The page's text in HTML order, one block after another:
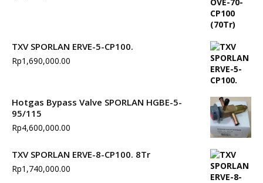
TXV SPORLAN ERVE-5-CP100.
Rp1,690,000.00
Hotgas Bypass Valve SPORLAN HGBE-5-
95/115
Rp4,600,000.00
TXV SPORLAN ERVE-8-CP100. 8Tr
Rp1,740,000.00